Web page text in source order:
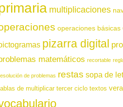
multiplicaciones
operaciones básicas
pizarra digital
matemáticos recortable
de problemas restas sopa de
de multiplicar tercer ciclo textos